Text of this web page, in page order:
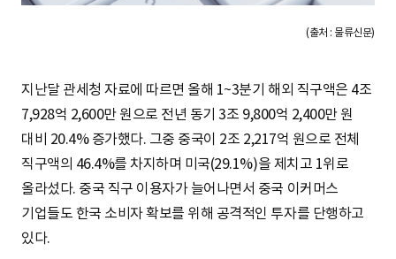
r
e
(출처 : 물류신문)
지난달 관세청 자료에 따르면 올해 1~3분기 해외 직구액은 4조
7,928억 2,600만 원으로 전년 동기 3조 9,800억 2,400만 원
대비 20.4% 증가했다. 그중 중국이 2조 2,217억 원으로 전체
직구액의 46.4%를 차지하며 미국(29.1%)을 제치고 1위로
올라섰다. 중국 직구 이용자가 늘어나면서 중국 이커머스
기업들도 한국 소비자 확보를 위해 공격적인 투자를 단행하고
있다.